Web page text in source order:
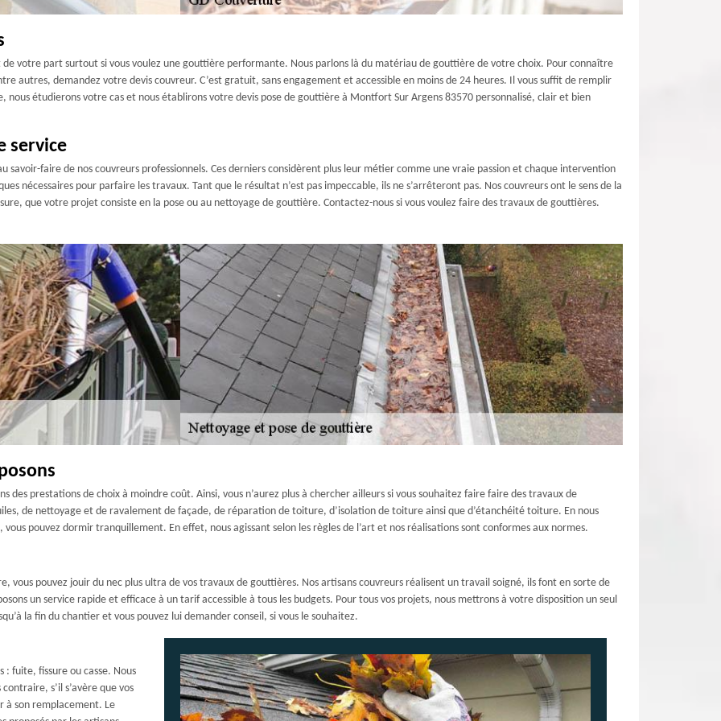
votre part surtout si vous voulez une gouttière performante. Nous parlons là du matériau de gouttière de votre choix. Pour connaître
autres, demandez votre devis couvreur. C’est gratuit, sans engagement et accessible en moins de 24 heures. Il vous suffit de remplir
étudierons votre cas et nous établirons votre devis pose de gouttière à Montfort Sur Argens 83570 personnalisé, clair et bien
service
savoir-faire de nos couvreurs professionnels. Ces derniers considèrent plus leur métier comme une vraie passion et chaque intervention
nécessaires pour parfaire les travaux. Tant que le résultat n’est pas impeccable, ils ne s’arrêteront pas. Nos couvreurs ont le sens de la
que votre projet consiste en la pose ou au nettoyage de gouttière. Contactez-nous si vous voulez faire des travaux de gouttières.
des prestations de choix à moindre coût. Ainsi, vous n’aurez plus à chercher ailleurs si vous souhaitez faire faire des travaux de
de nettoyage et de ravalement de façade, de réparation de toiture, d’isolation de toiture ainsi que d’étanchéité toiture. En nous
pouvez dormir tranquillement. En effet, nous agissant selon les règles de l’art et nos réalisations sont conformes aux normes.
vous pouvez jouir du nec plus ultra de vos travaux de gouttières. Nos artisans couvreurs réalisent un travail soigné, ils font en sorte de
un service rapide et efficace à un tarif accessible à tous les budgets. Pour tous vos projets, nous mettrons à votre disposition un seul
la fin du chantier et vous pouvez lui demander conseil, si vous le souhaitez.
fuite, fissure ou casse. Nous
s’il s’avère que vos
à son remplacement. Le